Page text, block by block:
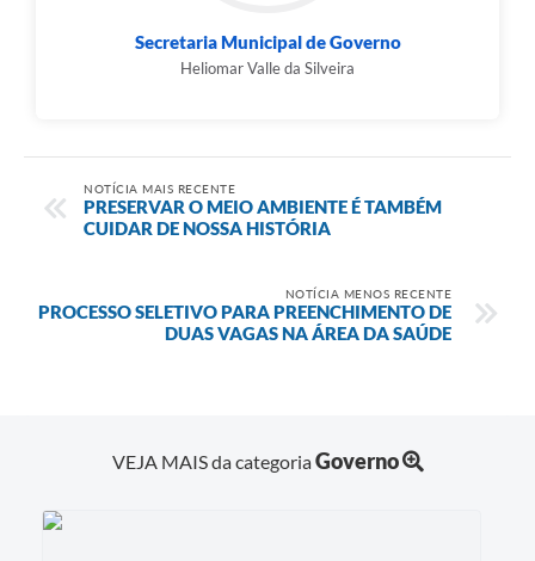
Secretaria Municipal de Governo
Heliomar Valle da Silveira
NOTÍCIA MAIS RECENTE
PRESERVAR O MEIO AMBIENTE É TAMBÉM
CUIDAR DE NOSSA HISTÓRIA
NOTÍCIA MENOS RECENTE
PROCESSO SELETIVO PARA PREENCHIMENTO DE
DUAS VAGAS NA ÁREA DA SAÚDE
VEJA MAIS da categoriaGoverno